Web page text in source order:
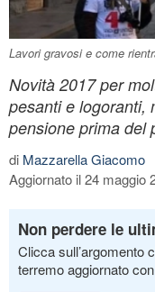
Lavori gravosi e come
Novità 2017 per
pesanti e logoranti,
pensione prima del
di Mazzarella Giacomo
Aggiornato il 24 maggio
Non perdere le
Clicca sull’argomento
terremo aggiornato